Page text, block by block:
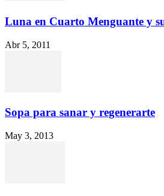
Luna en Cuarto Menguante y
Abr 5, 2011
Sopa para sanar y regenerarte
May 3, 2013